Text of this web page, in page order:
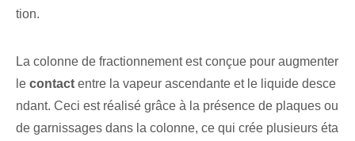
tion.
La colonne de fractionnement est conçue pour augmenter
le contact entre la vapeur ascendante et le liquide desce
ndant. Ceci est réalisé grâce à la présence de plaques ou
de garnissages dans la colonne, ce qui crée plusieurs éta